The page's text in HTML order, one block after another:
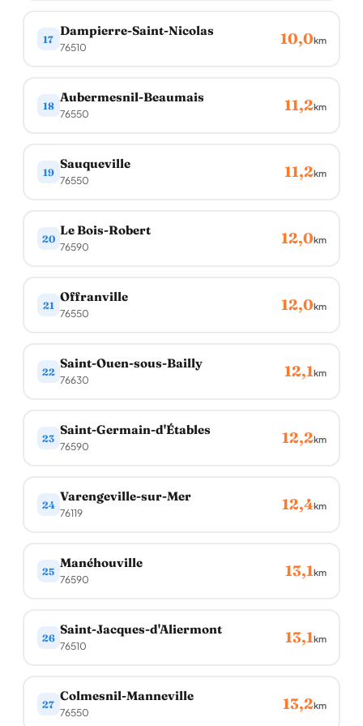
17
Dampierre-Saint-Nicolas
76510 10,0km
18
Aubermesnil-Beaumais
76550 11,2km
19
Sauqueville
76550 11,2km
20
Le Bois-Robert
76590 12,0km
21
Offranville
76550 12,0km
22
Saint-Ouen-sous-Bailly
76630 12,1km
23
Saint-Germain-d'Étables
76590 12,2km
24
Varengeville-sur-Mer
76119 12,4km
25
Manéhouville
76590 13,1km
26
Saint-Jacques-d'Aliermont
76510 13,1km
27
Colmesnil-Manneville
76550 13,2km